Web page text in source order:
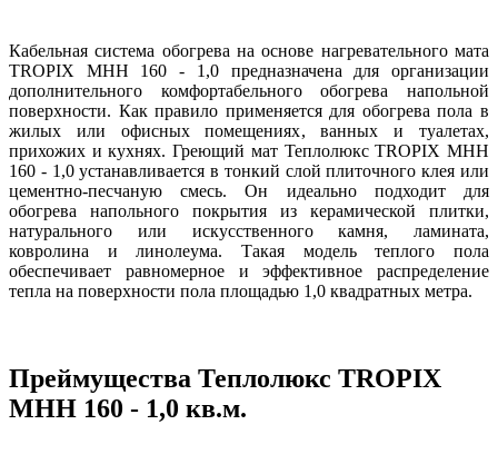
Кабельная система обогрева на основе нагревательного мата
TROPIX МНН 160 - 1,0 предназначена для организации
дополнительного комфортабельного обогрева напольной
поверхности. Как правило применяется для обогрева пола в
жилых или офисных помещениях, ванных и туалетах,
прихожих и кухнях. Греющий мат Теплолюкс TROPIX МНН
160 - 1,0 устанавливается в тонкий слой плиточного клея или
цементно-песчаную смесь. Он идеально подходит для
обогрева напольного покрытия из керамической плитки,
натурального или искусственного камня, ламината,
ковролина и линолеума. Такая модель теплого пола
обеспечивает равномерное и эффективное распределение
тепла на поверхности пола площадью 1,0 квадратных метра.
Преймущества Теплолюкс TROPIX
МНН 160 - 1,0 кв.м.